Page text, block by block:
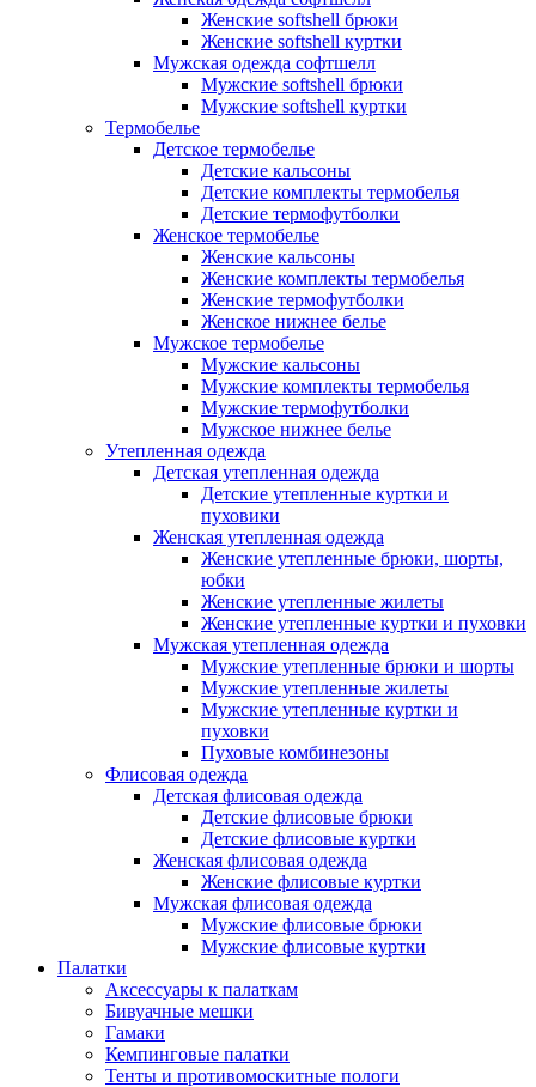
Женские softshell брюки
Женские softshell куртки
Мужская одежда софтшелл
Мужские softshell брюки
Мужские softshell куртки
Термобелье
Детское термобелье
Детские кальсоны
Детские комплекты термобелья
Детские термофутболки
Женское термобелье
Женские кальсоны
Женские комплекты термобелья
Женские термофутболки
Женское нижнее белье
Мужское термобелье
Мужские кальсоны
Мужские комплекты термобелья
Мужские термофутболки
Мужское нижнее белье
Утепленная одежда
Детская утепленная одежда
Детские утепленные куртки и
пуховики
Женская утепленная одежда
Женские утепленные брюки, шорты,
юбки
Женские утепленные жилеты
Женские утепленные куртки и пуховки
Мужская утепленная одежда
Мужские утепленные брюки и шорты
Мужские утепленные жилеты
Мужские утепленные куртки и
пуховки
Пуховые комбинезоны
Флисовая одежда
Детская флисовая одежда
Детские флисовые брюки
Детские флисовые куртки
Женская флисовая одежда
Женские флисовые куртки
Мужская флисовая одежда
Мужские флисовые брюки
Мужские флисовые куртки
Палатки
Аксессуары к палаткам
Бивуачные мешки
Гамаки
Кемпинговые палатки
Тенты и противомоскитные пологи